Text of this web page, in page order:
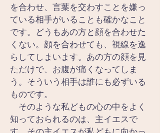
を合わせ、言葉を交わすことを嫌っ
ている相手がいることも確かなこと
です。どうもあの方と顔を合わせた
くない。顔を合わせても、視線を逸
らしてしまいます。あの方の顔を見
ただけで、お腹が痛くなってしま
う。そういう相手は誰にも必ずいる
ものです。
そのような私どもの心の中をよく
知っておられるのは、主イエスで